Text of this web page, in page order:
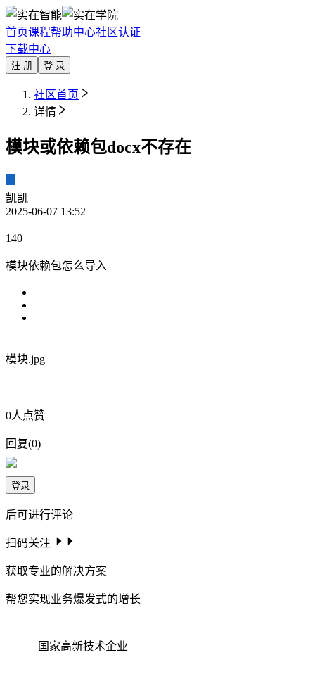
首页课程帮助中心社区认证
下载中心
注 册 登 录
社区首页
详情
模块或依赖包docx不存在
凯凯
2025-06-07 13:52
140
模块依赖包怎么导入
模块.jpg
0人点赞
回复(0)
登录
后可进行评论
扫码关注
获取专业的解决方案
帮您实现业务爆发式的增长
国家高新技术企业